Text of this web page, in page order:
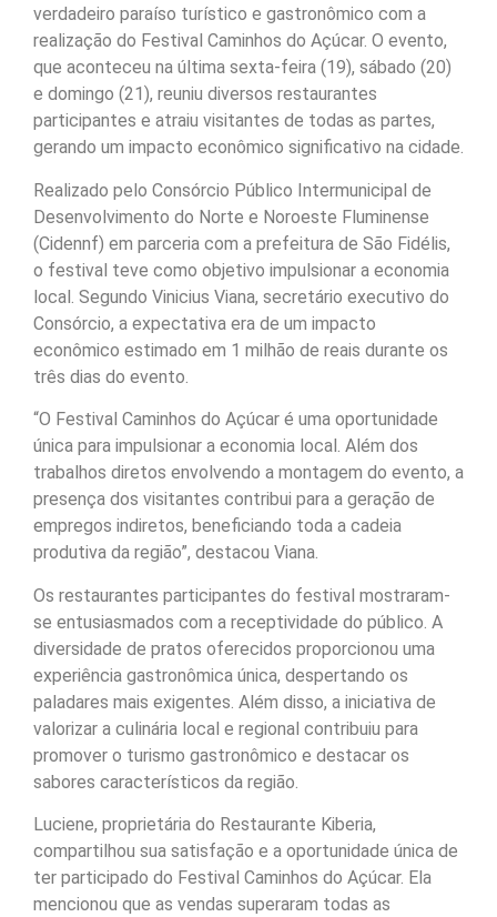
verdadeiro paraíso turístico e gastronômico com a
realização do Festival Caminhos do Açúcar. O evento,
que aconteceu na última sexta-feira (19), sábado (20)
e domingo (21), reuniu diversos restaurantes
participantes e atraiu visitantes de todas as partes,
gerando um impacto econômico significativo na cidade.
Realizado pelo Consórcio Público Intermunicipal de
Desenvolvimento do Norte e Noroeste Fluminense
(Cidennf) em parceria com a prefeitura de São Fidélis,
o festival teve como objetivo impulsionar a economia
local. Segundo Vinicius Viana, secretário executivo do
Consórcio, a expectativa era de um impacto
econômico estimado em 1 milhão de reais durante os
três dias do evento.
“O Festival Caminhos do Açúcar é uma oportunidade
única para impulsionar a economia local. Além dos
trabalhos diretos envolvendo a montagem do evento, a
presença dos visitantes contribui para a geração de
empregos indiretos, beneficiando toda a cadeia
produtiva da região”, destacou Viana.
Os restaurantes participantes do festival mostraram-
se entusiasmados com a receptividade do público. A
diversidade de pratos oferecidos proporcionou uma
experiência gastronômica única, despertando os
paladares mais exigentes. Além disso, a iniciativa de
valorizar a culinária local e regional contribuiu para
promover o turismo gastronômico e destacar os
sabores característicos da região.
Luciene, proprietária do Restaurante Kiberia,
compartilhou sua satisfação e a oportunidade única de
ter participado do Festival Caminhos do Açúcar. Ela
mencionou que as vendas superaram todas as